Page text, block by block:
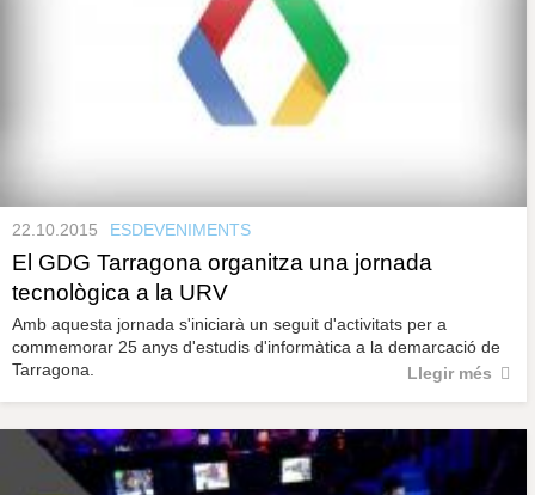
22.10.2015 ESDEVENIMENTS
El GDG Tarragona organitza una jornada
tecnològica a la URV
Amb aquesta jornada s'iniciarà un seguit d'activitats per a
commemorar 25 anys d'estudis d'informàtica a la demarcació de
Tarragona.
Llegir més